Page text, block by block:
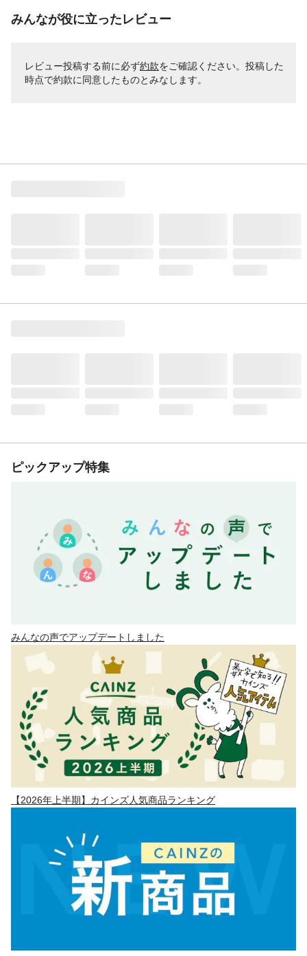
みんなが役に立ったレビュー
レビュー投稿する前に必ず約款をご確認ください。投稿した
時点で約款に同意したものとみなします。
ピックアップ特集
みんなの声でアップデートしました
【2026年上半期】カインズ人気商品ランキング